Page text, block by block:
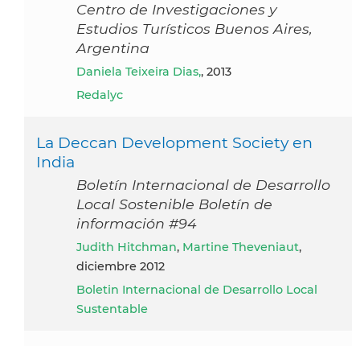
Centro de Investigaciones y
Estudios Turísticos Buenos Aires,
Argentina
Daniela Teixeira Dias,, 2013
Redalyc
La Deccan Development Society en
India
Boletín Internacional de Desarrollo
Local Sostenible Boletín de
información #94
Judith Hitchman, Martine Theveniaut,
diciembre 2012
Boletin Internacional de Desarrollo Local
Sustentable